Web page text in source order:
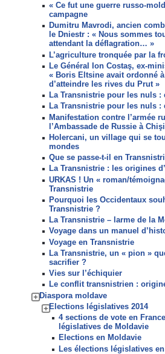
« Ce fut une guerre russo-
campagne
Dumitru Mavrodi, ancien
le Dniestr : « Nous sommes
attendant la déflagration… »
L’agriculture tronquée par la
Le Général Ion Costaş, ex-
« Boris Eltsine avait ordonné
d’atteindre les rives du Prut »
La Transnistrie pour les nuls :
La Transnistrie pour les nuls :
Manifestation contre l’armée
l’Ambassade de Russie à
Holercani, un village qui se
mondes
Que se passe-t-il en
La Transnistrie : les origines
URKAS ! Un « roman/
Transnistrie
Pourquoi les Occidentaux
Transnistrie ?
La Transnistrie – larme de la
Voyage dans un manuel
Voyage en Transnistrie
La Transnistrie, un « pion »
sacrifier ?
Vies sur l’échiquier
Le conflit transnistrien :
Diaspora moldave
Elections législatives 2014
4 sections de vote en
législatives de Moldavie
Elections en Moldavie
Les élections législatives